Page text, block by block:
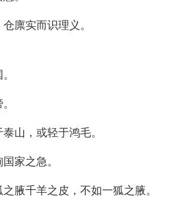
廪实而识理义。
山，或轻于鸿毛。
家之急。
腋千羊之皮，不如一狐之腋。